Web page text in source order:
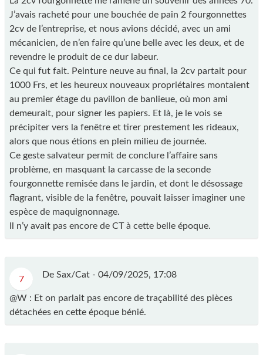
J’avais racheté pour une bouchée de pain 2 fourgonnettes
2cv de l’entreprise, et nous avions décidé, avec un ami
mécanicien, de n’en faire qu’une belle avec les deux, et de
revendre le produit de ce dur labeur.
Ce qui fut fait. Peinture neuve au final, la 2cv partait pour
1000 Frs, et les heureux nouveaux propriétaires montaient
au premier étage du pavillon de banlieue, où mon ami
demeurait, pour signer les papiers. Et là, je le vois se
précipiter vers la fenêtre et tirer prestement les rideaux,
alors que nous étions en plein milieu de journée.
Ce geste salvateur permit de conclure l’affaire sans
problème, en masquant la carcasse de la seconde
fourgonnette remisée dans le jardin, et dont le désossage
flagrant, visible de la fenêtre, pouvait laisser imaginer une
espèce de maquignonnage.
Il n’y avait pas encore de CT à cette belle époque.
7 De Sax/Cat - 04/09/2025, 17:08
@W : Et on parlait pas encore de traçabilité des pièces
détachées en cette époque bénié.